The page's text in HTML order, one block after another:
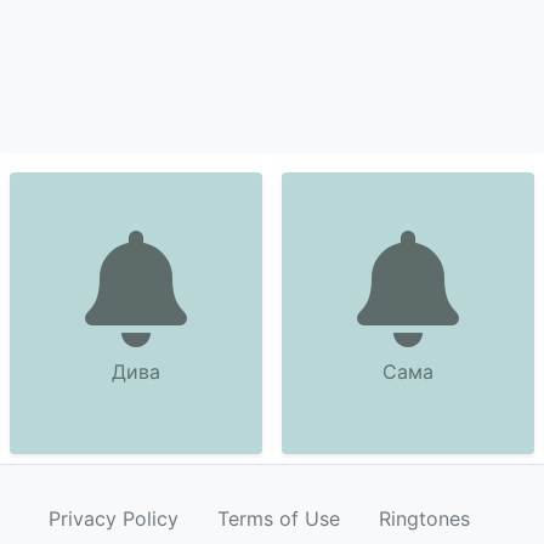
Дива Сама
Privacy Policy Terms of Use Ringtones